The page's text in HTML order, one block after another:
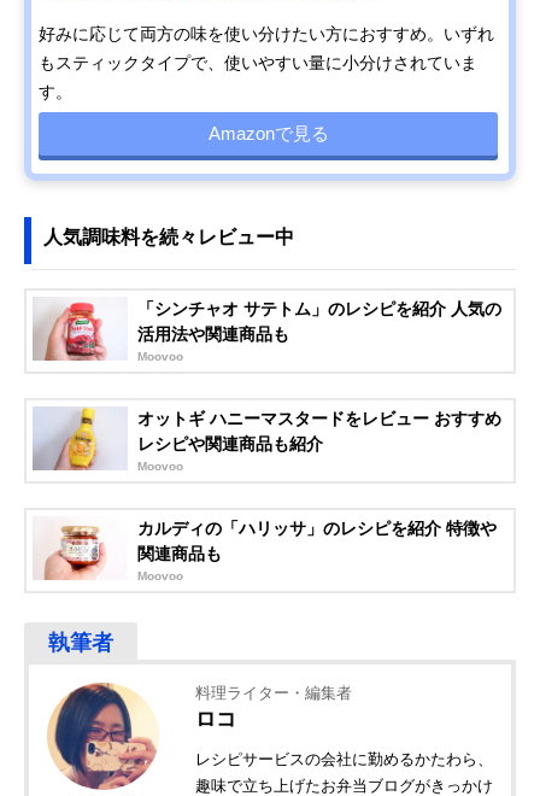
好みに応じて両方の味を使い分けたい方におすすめ。いずれ
もスティックタイプで、使いやすい量に小分けされていま
す。
Amazonで見る
人気調味料を続々レビュー中
「シンチャオ サテトム」のレシピを紹介 人気の
活用法や関連商品も
Moovoo
オットギ ハニーマスタードをレビュー おすすめ
レシピや関連商品も紹介
Moovoo
カルディの「ハリッサ」のレシピを紹介 特徴や
関連商品も
Moovoo
料理ライター・編集者
ロコ
レシピサービスの会社に勤めるかたわら、
趣味で立ち上げたお弁当ブログがきっかけ